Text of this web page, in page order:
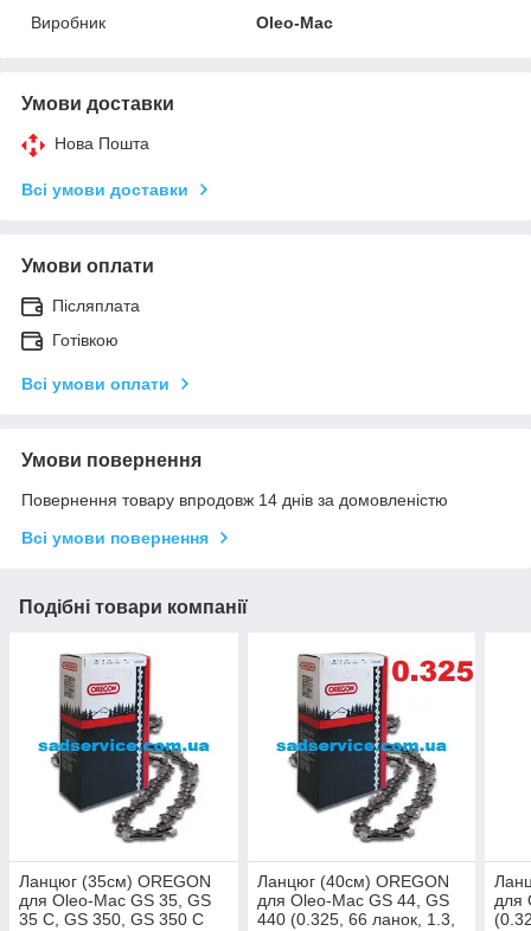
Виробник
Oleo-Mac
Умови доставки
Нова Пошта
Всі умови доставки
Умови оплати
Післяплата
Готівкою
Всі умови оплати
Умови повернення
Повернення товару впродовж 14 днів за домовленістю
Всі умови повернення
Подібні товари компанії
Ланцюг (35см) OREGON
для Oleo-Mac GS 35, GS
35 C, GS 350, GS 350 C
Ланцюг (40см) OREGON
для Oleo-Mac GS 44, GS
440 (0.325, 66 ланок, 1.3,
для